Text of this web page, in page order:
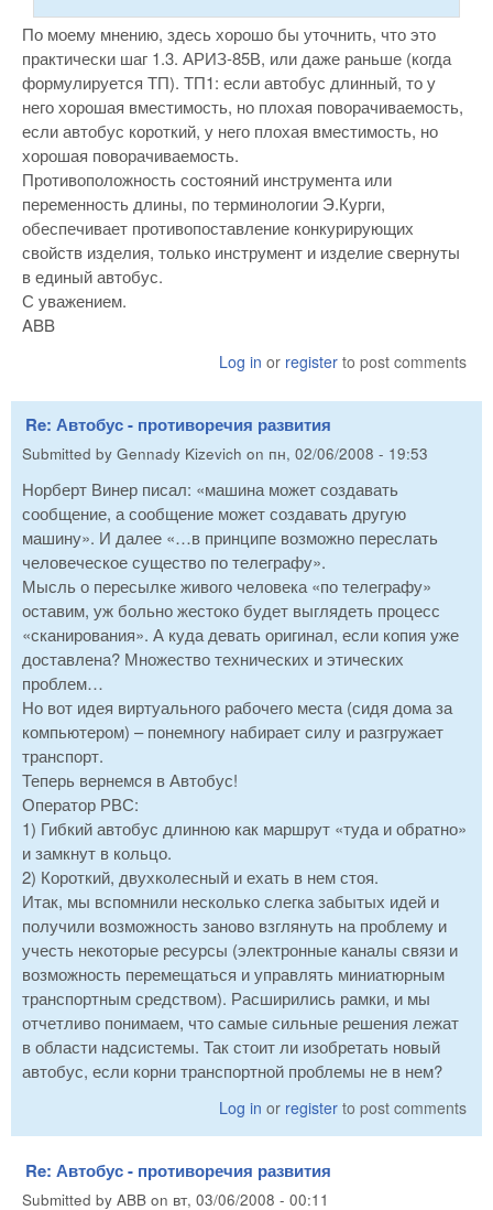
По моему мнению, здесь хорошо бы уточнить, что это
практически шаг 1.3. АРИЗ-85В, или даже раньше (когда
формулируется ТП). ТП1: если автобус длинный, то у
него хорошая вместимость, но плохая поворачиваемость,
если автобус короткий, у него плохая вместимость, но
хорошая поворачиваемость.
Противоположность состояний инструмента или
переменность длины, по терминологии Э.Курги,
обеспечивает противопоставление конкурирующих
свойств изделия, только инструмент и изделие свернуты
в единый автобус.
С уважением.
ABB
Log in or register to post comments
Re: Автобус - противоречия развития
Submitted by Gennady Kizevich on пн, 02/06/2008 - 19:53
Норберт Винер писал: «машина может создавать
сообщение, а сообщение может создавать другую
машину». И далее «…в принципе возможно переслать
человеческое существо по телеграфу».
Мысль о пересылке живого человека «по телеграфу»
оставим, уж больно жестоко будет выглядеть процесс
«сканирования». А куда девать оригинал, если копия уже
доставлена? Множество технических и этических
проблем…
Но вот идея виртуального рабочего места (сидя дома за
компьютером) – понемногу набирает силу и разгружает
транспорт.
Теперь вернемся в Автобус!
Оператор РВС:
1) Гибкий автобус длинною как маршрут «туда и обратно»
и замкнут в кольцо.
2) Короткий, двухколесный и ехать в нем стоя.
Итак, мы вспомнили несколько слегка забытых идей и
получили возможность заново взглянуть на проблему и
учесть некоторые ресурсы (электронные каналы связи и
возможность перемещаться и управлять миниатюрным
транспортным средством). Расширились рамки, и мы
отчетливо понимаем, что самые сильные решения лежат
в области надсистемы. Так стоит ли изобретать новый
автобус, если корни транспортной проблемы не в нем?
Log in or register to post comments
Re: Автобус - противоречия развития
Submitted by ABB on вт, 03/06/2008 - 00:11